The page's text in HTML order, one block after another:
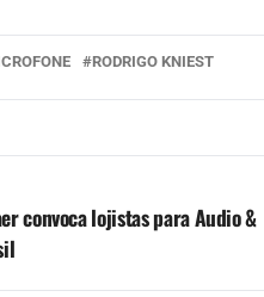
RODRIGO KNIEST
convoca lojistas para Audio &